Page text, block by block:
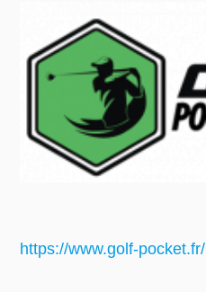
https://www.golf-pocket.fr/